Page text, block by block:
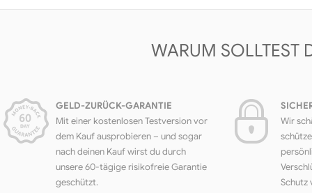
WARUM SOLLTEST
GELD-ZURÜCK-GARANTIE
Mit einer kostenlosen Testversion vor
dem Kauf ausprobieren – und sogar
nach deinen Kauf wirst du durch
unsere 60-tägige risikofreie Garantie
geschützt.
Wir
Schutz